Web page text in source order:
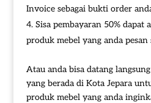
Invoice sebagai bukti order
Sisa pembayaran 50% dapat
produk mebel yang anda
Atau anda bisa datang
yang berada di Kota Jepara
produk mebel yang anda